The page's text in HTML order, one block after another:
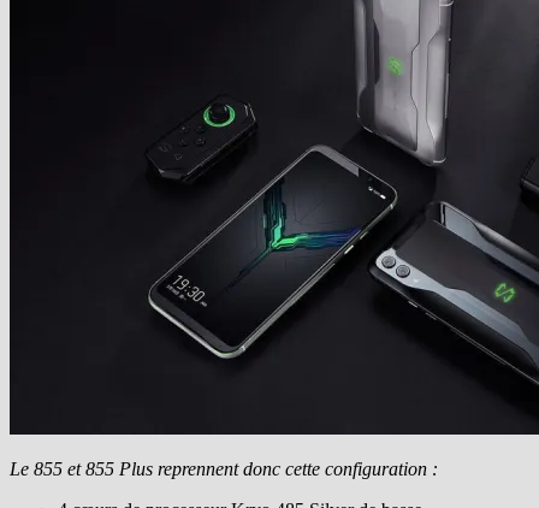
Le 855 et 855 Plus reprennent donc cette configuration :